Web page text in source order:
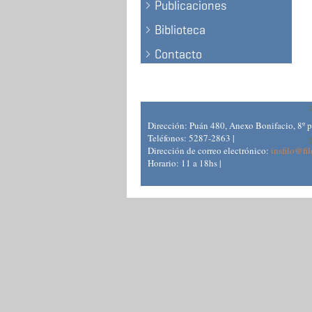
Publicaciones
Biblioteca
Contacto
Dirección: Puán 480, Anexo Bonifacio, 8º
Teléfonos: 5287-2863 |
Dirección de correo electrónico:
Horario: 11 a 18hs |